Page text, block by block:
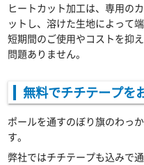
ヒートカット加工は、専用の
ットし、溶けた生地によって
短期間のご使用やコストを抑
問題ありません。
無料でチチテープを
ポールを通すのぼり旗のわっ
す。
弊社ではチチテープも込みで